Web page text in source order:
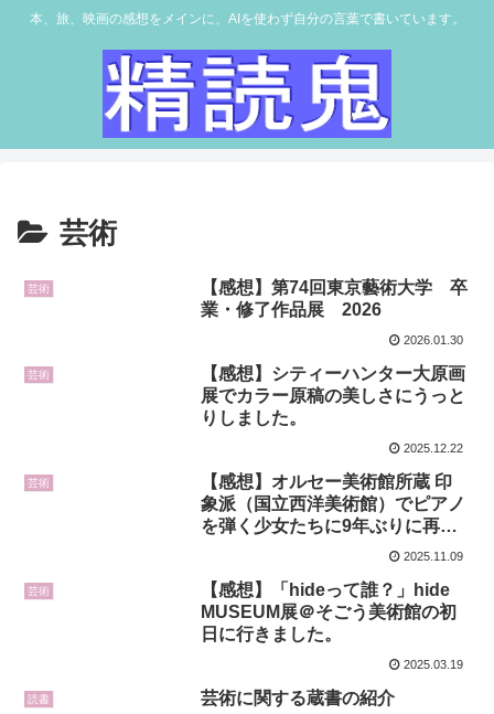
本、旅、映画の感想をメインに、AIを使わず自分の言葉で書いています。
芸術
芸術
【感想】第74回東京藝術大学 卒
業・修了作品展 2026
2026.01.30
芸術
【感想】シティーハンター大原画
展でカラー原稿の美しさにうっと
りしました。
2025.12.22
芸術
【感想】オルセー美術館所蔵 印
象派（国立西洋美術館）でピアノ
を弾く少女たちに9年ぶりに再会
2025.11.09
芸術
【感想】「hideって誰？」hide
MUSEUM展＠そごう美術館の初
日に行きました。
2025.03.19
読書 芸術に関する蔵書の紹介